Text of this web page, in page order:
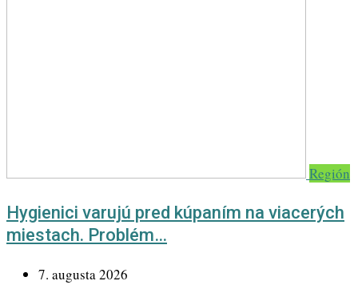
Región
Hygienici varujú pred kúpaním na viacerých
miestach. Problém…
7. augusta 2026